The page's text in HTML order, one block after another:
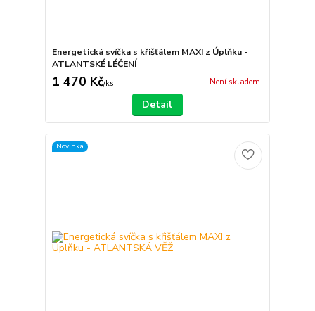
Energetická svíčka s křišťálem MAXI z Úplňku -
ATLANTSKÉ LÉČENÍ
1 470 Kč/ks Není skladem
Detail
Novinka